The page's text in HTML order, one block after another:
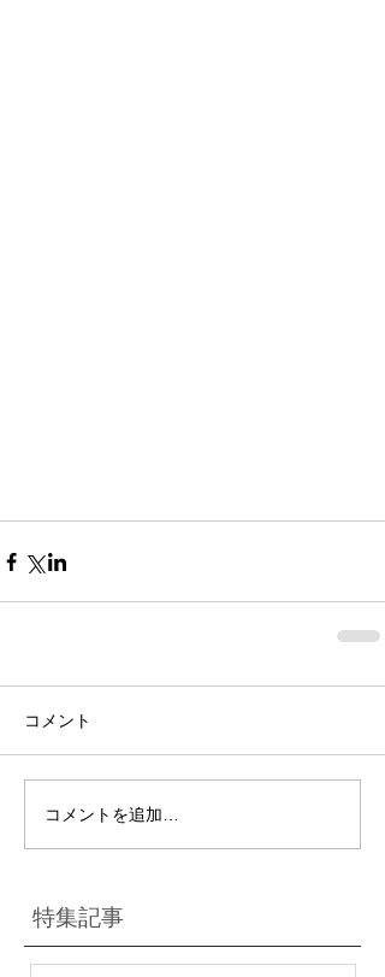
コメント
コメントを追加…
特集記事